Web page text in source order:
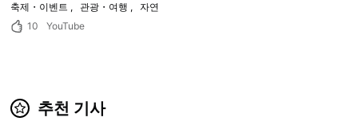
축제・이벤트 관광・여행
자연
10
YouTube
추천 기사